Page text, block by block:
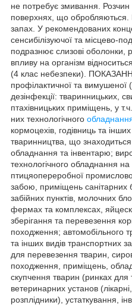
не потребує змивання.
поверхнях, що
запах. У рекомендованих
сенсибілізуючої та місцево-
подразнює слизові оболонки,
впливу на організм
(4 клас небезпеки).
профілактичної та вимушеної
дезінфекції: тваринницьких,
птахівницьких приміщень, у
них технологічного
кормоцехів, годівниць та
тваринництва, що знаходиться
обладнання та інвентарю;
технологічного обладнання
птицяопереробної
забою, приміщень санітарних
забійних пунктів, молочних
фермах та комплексах,
зберігання та перевезення
походження; автомобільного
та інших видів транспортних
для перевезення тварин,
походження, приміщень,
скупчення тварин (ринках для
ветеринарних установ (лікарні,
розплідники), устаткування,